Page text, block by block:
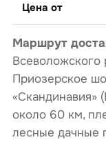
Цена от
Маршрут
Всеволожского
Приозерское
«Скандинавия»
около 60 км,
лесные дачные